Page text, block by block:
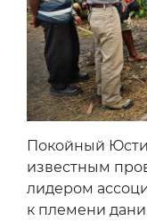
Покойный
известным
лидером
к племени